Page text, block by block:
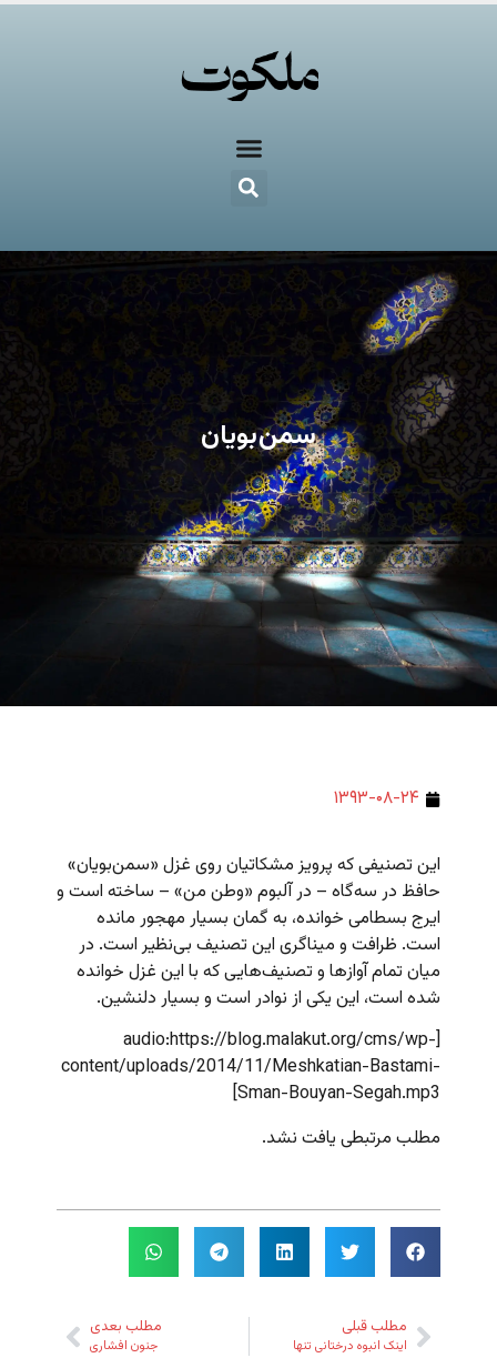
سمن‌بویان
۱۳۹۳-۰۸-۲۴
این تصنیفی که پرویز مشکاتیان روی غزل «سمن‌بویان»
حافظ در سه‌گاه – در آلبوم «وطن من» – ساخته است و
ایرج بسطامی خوانده، به گمان بسیار مهجور مانده
است. ظرافت و میناگری این تصنیف بی‌نظیر است. در
میان تمام آوازها و تصنیف‌هایی که با این غزل خوانده
شده است،‌ این یکی از نوادر است و بسیار دلنشین.
[audio:https://blog.malakut.org/cms/wp-
content/uploads/2014/11/Meshkatian-Bastami-
Sman-Bouyan-Segah.mp3]
مطلب مرتبطی یافت نشد.
مطلب قبلی
اینک انبوه درختانی تنها
مطلب بعدی
جنون افشاری